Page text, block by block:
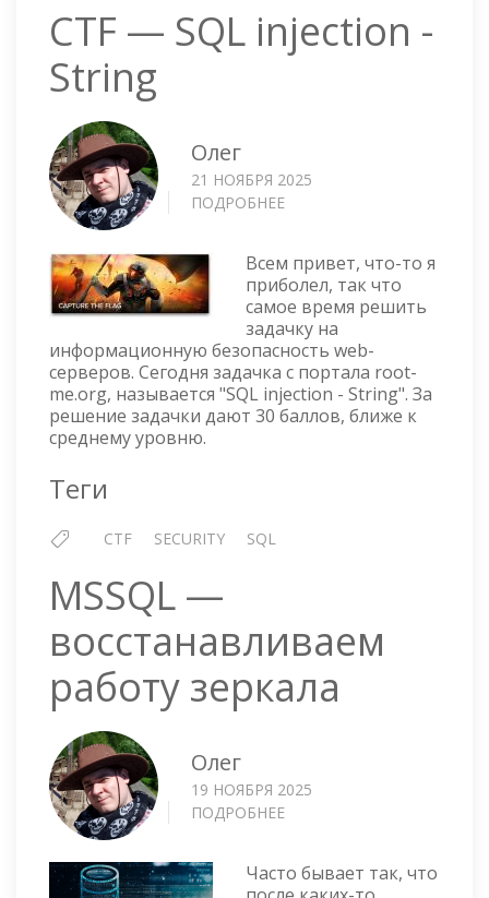
CTF — SQL injection -
String
Олег
21 НОЯБРЯ 2025
ПОДРОБНЕЕ
SQL
INJECTION
-
STRING
Всем привет, что-то я
приболел, так что
самое время решить
задачку на
информационную безопасность web-
серверов. Сегодня задачка с портала root-
me.org, называется "SQL injection - String". За
решение задачки дают 30 баллов, ближе к
среднему уровню.
Теги
CTF SECURITY SQL
MSSQL —
восстанавливаем
работу зеркала
Олег
19 НОЯБРЯ 2025
ПОДРОБНЕЕ
ВОССТАНАВЛИВАЕМ
Часто бывает так, что